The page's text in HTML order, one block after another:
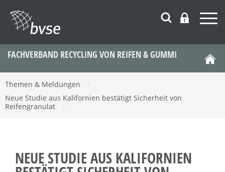
FACHVERBAND RECYCLING VON REIFEN & GUMMI
Themen & Meldungen
Neue Studie aus Kalifornien bestätigt Sicherheit von
Reifengranulat
NEUE STUDIE AUS KALIFORNIEN